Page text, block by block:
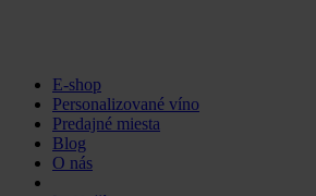
E-shop
Personalizované víno
Predajné miesta
Blog
O nás